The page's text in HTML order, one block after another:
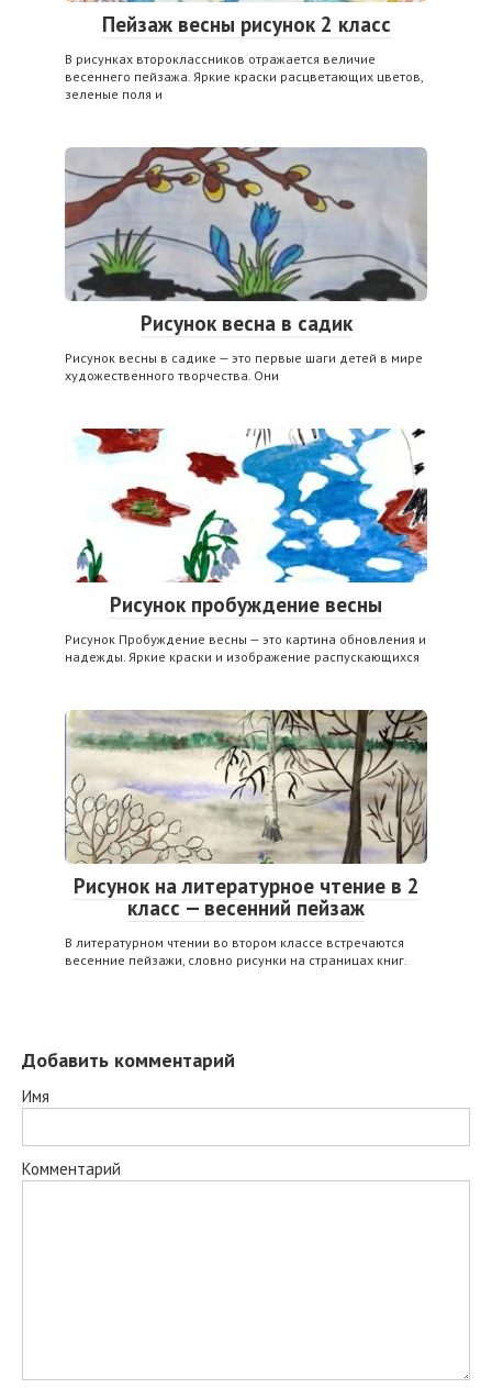
Пейзаж весны рисунок 2 класс
В рисунках второклассников отражается величие
весеннего пейзажа. Яркие краски расцветающих цветов,
зеленые поля и
Рисунок весна в садик
Рисунок весны в садике — это первые шаги детей в мире
художественного творчества. Они
Рисунок пробуждение весны
Рисунок Пробуждение весны — это картина обновления и
надежды. Яркие краски и изображение распускающихся
Рисунок на литературное чтение в 2
класс — весенний пейзаж
В литературном чтении во втором классе встречаются
весенние пейзажи, словно рисунки на страницах книг.
Добавить комментарий
Имя
Комментарий